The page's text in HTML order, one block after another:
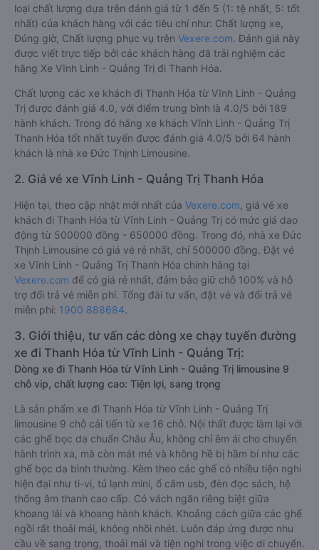
loại chất lượng dựa trên đánh giá từ 1 đến 5 (1: tệ nhất, 5: tốt
nhất) của khách hàng với các tiêu chí như: Chất lượng xe,
Đúng giờ, Chất lượng phục vụ trên Vexere.com. Đánh giá này
được viết trực tiếp bởi các khách hàng đã trải nghiệm các
hãng Xe Vĩnh Linh - Quảng Trị đi Thanh Hóa.
Chất lượng các xe khách đi Thanh Hóa từ Vĩnh Linh - Quảng
Trị được đánh giá 4.0, với điểm trung bình là 4.0/5 bởi 189
hành khách. Trong đó hãng xe khách Vĩnh Linh - Quảng Trị
Thanh Hóa tốt nhất tuyến được đánh giá 4.0/5 bởi 64 hành
khách là nhà xe Đức Thịnh Limousine.
2. Giá vé xe Vĩnh Linh - Quảng Trị Thanh Hóa
Hiện tại, theo cập nhật mới nhất của Vexere.com , giá vé xe
khách đi Thanh Hóa từ Vĩnh Linh - Quảng Trị có mức giá dao
động từ 500000 đồng - 650000 đồng. Trong đó, nhà xe Đức
Thịnh Limousine có giá vé rẻ nhất, chỉ 500000 đồng. Đặt vé
xe Vĩnh Linh - Quảng Trị Thanh Hóa chính hãng tại
Vexere.com để có giá rẻ nhất, đảm bảo giữ chỗ 100% và hỗ
trợ đổi trả vé miễn phí. Tổng đài tư vấn, đặt vé và đổi trả vé
miễn phí: 1900 888684.
3. Giới thiệu, tư vấn các dòng xe chạy tuyến đường
xe đi Thanh Hóa từ Vĩnh Linh - Quảng Trị:
Dòng xe đi Thanh Hóa từ Vĩnh Linh - Quảng Trị limousine 9
chỗ vip, chất lượng cao: Tiện lợi, sang trọng
Là sản phẩm xe đi Thanh Hóa từ Vĩnh Linh - Quảng Trị
limousine 9 chỗ cải tiến từ xe 16 chỗ. Nội thất được làm lại với
các ghế bọc da chuẩn Châu Âu, không chỉ êm ái cho chuyến
hành trình xa, mà còn mát mẻ và không hề bị hầm bí như các
ghế bọc da bình thường. Kèm theo các ghế có nhiều tiện nghi
hiện đại như ti-vi, tủ lạnh mini, ổ cắm usb, đèn đọc sách, hệ
thống âm thanh cao cấp. Có vách ngăn riêng biệt giữa
khoang lái và khoang hành khách. Khoảng cách giữa các ghế
ngồi rất thoải mái, không nhồi nhét. Luôn đáp ứng được nhu
cầu về sang trọng, thoải mái và tiện nghi trong việc di chuyển.